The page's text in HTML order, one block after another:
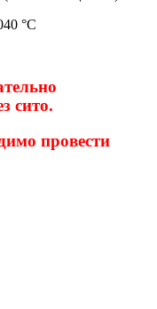
°С
сито.
провести